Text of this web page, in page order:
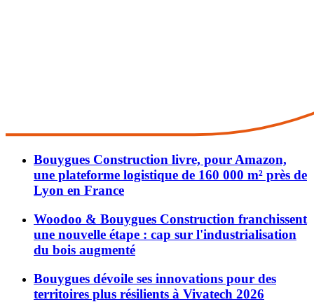
Bouygues Construction livre, pour Amazon,
une plateforme logistique de 160 000 m² près de
Lyon en France
Woodoo & Bouygues Construction franchissent
une nouvelle étape : cap sur l'industrialisation
du bois augmenté
Bouygues dévoile ses innovations pour des
territoires plus résilients à Vivatech 2026